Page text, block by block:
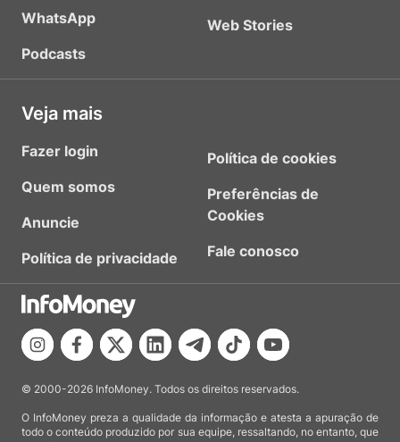
WhatsApp
Podcasts
Web Stories
Veja mais
Fazer login
Quem somos
Anuncie
Política de privacidade
Política de cookies
Preferências de
Cookies
Fale conosco
© 2000-2026 InfoMoney. Todos os direitos reservados.
O InfoMoney preza a qualidade da informação e atesta a apuração de
todo o conteúdo produzido por sua equipe, ressaltando, no entanto, que